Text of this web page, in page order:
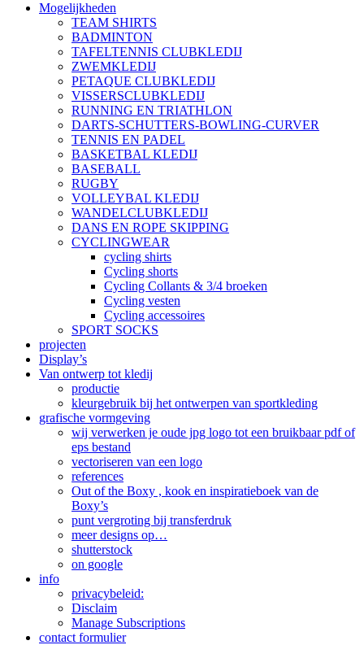
Mogelijkheden
TEAM SHIRTS
BADMINTON
TAFELTENNIS CLUBKLEDIJ
ZWEMKLEDIJ
PETAQUE CLUBKLEDIJ
VISSERSCLUBKLEDIJ
RUNNING EN TRIATHLON
DARTS-SCHUTTERS-BOWLING-CURVER
TENNIS EN PADEL
BASKETBAL KLEDIJ
BASEBALL
RUGBY
VOLLEYBAL KLEDIJ
WANDELCLUBKLEDIJ
DANS EN ROPE SKIPPING
CYCLINGWEAR
cycling shirts
Cycling shorts
Cycling Collants & 3/4 broeken
Cycling vesten
Cycling accessoires
SPORT SOCKS
projecten
Display’s
Van ontwerp tot kledij
productie
kleurgebruik bij het ontwerpen van sportkleding
grafische vormgeving
wij verwerken je oude jpg logo tot een bruikbaar pdf of
eps bestand
vectoriseren van een logo
references
Out of the Boxy , kook en inspiratieboek van de
Boxy’s
punt vergroting bij transferdruk
meer designs op…
shutterstock
on google
info
privacybeleid:
Disclaim
Manage Subscriptions
contact formulier